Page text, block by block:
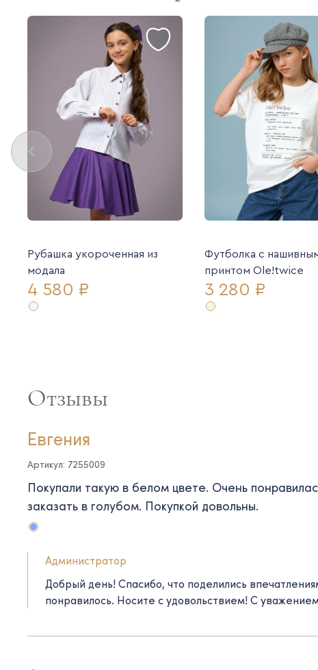
Рубашка укороченная из
модала
4 580 ₽
Футболка с
принтом Ole!twice
3 280 ₽
Отзывы
Евгения
Артикул: 7255009
Покупали такую в белом цвете. Очень
заказать в голубом. Покупкой довольны.
Администратор
Добрый день! Спасибо, что поделились
понравилось. Носите с удовольствием! C